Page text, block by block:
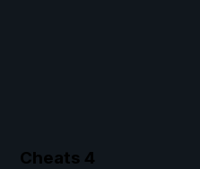
Cheats 4